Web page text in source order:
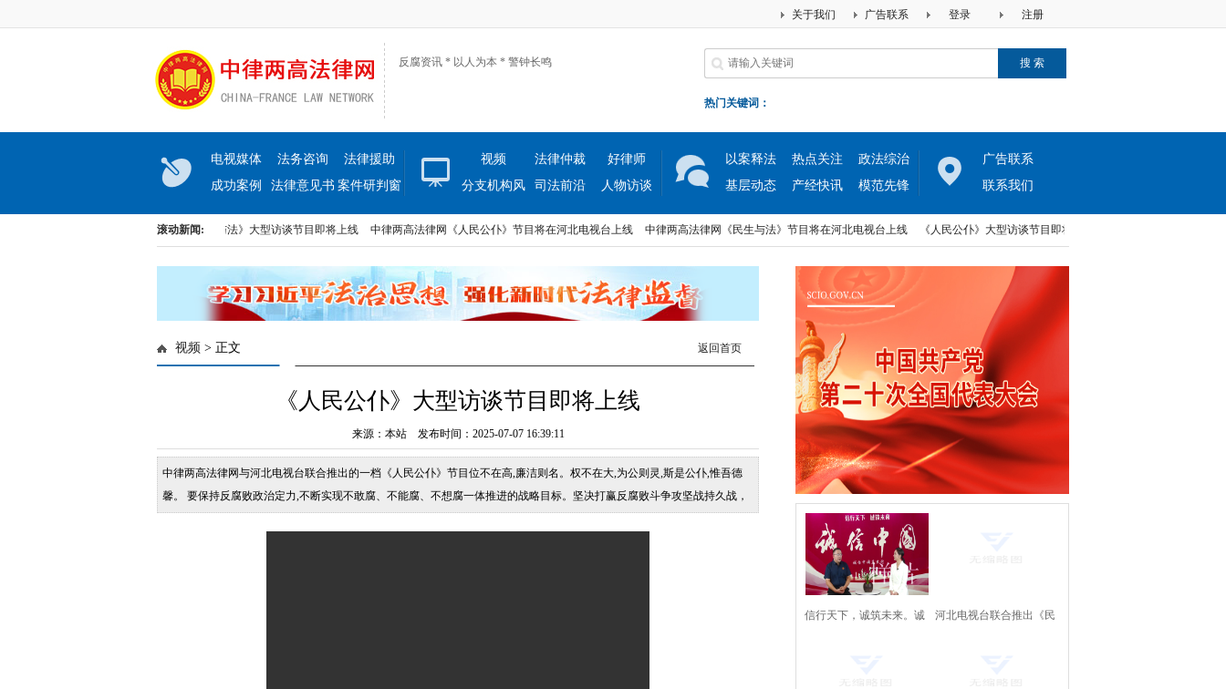
注册
登录
广告联系
关于我们
反腐资讯 * 以人为本 * 警钟长鸣
热门关键词：
电视媒体 法务咨询
法律援助
成功案例
法律意见书 案件研判窗
口
视频 法律仲裁
好律师
分支机构风
采
司法前沿 人物访谈
以案释法 热点关注
政法综治
基层动态
产经快讯 模范先锋
广告联系
联系我们
滚动新闻:
河北电视台联合推出《民生与法》大型访谈节目即将上线 中律两高法律网《人民公仆》节目将在河北电视台上线 中律两高法律网《民生与法》节目将在河北电视台上线 《人民公仆》大型访谈节目即将上线
视频 > 正文 返回首页
《人民公仆》大型访谈节目即将上线
来源：本站 发布时间：2025-07-07 16:39:11
中律两高法律网与河北电视台联合推出的一档《人民公仆》节目位不在高,廉洁则名。权不在大,为公则灵,斯是公仆,惟吾德
馨。 要保持反腐败政治定力,不断实现不敢腐、不能腐、不想腐一体推进的战略目标。坚决打赢反腐败斗争攻坚战持久战，
信行天下，诚筑未来。诚 河北电视台联合推出《民